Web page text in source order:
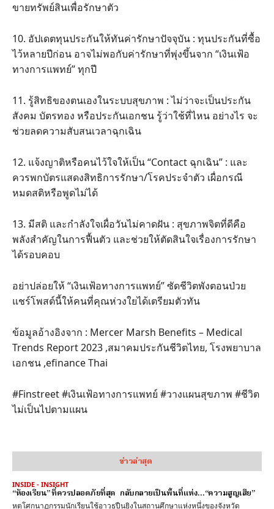
ขายทรัพย์สินเพื่อรักษาตัว
10. อัปเดตทุนประกันให้ทันค่ารักษาปัจจุบัน : ทุนประกันที่ซื้อ
ไว้หลายปีก่อน อาจไม่พอกับค่ารักษาที่พุ่งขึ้นจาก “เงินเฟ้อ
ทางการแพทย์” ทุกปี
11. รู้สิทธิของตนเองในระบบสุขภาพ : ไม่ว่าจะเป็นประกัน
สังคม บัตรทอง หรือประกันเอกชน รู้ว่าใช้ที่ไหน อย่างไร จะ
ช่วยลดความสับสนเวลาฉุกเฉิน
12. แจ้งญาติหรือคนไว้ใจให้เป็น “Contact ฉุกเฉิน” : และ
ควรพกบัตรแสดงสิทธิการรักษา/โรคประจำตัว เผื่อกรณี
หมดสติหรือพูดไม่ได้
13. มีสติ และกำลังใจเผื่อวันไม่คาดฝัน : สุขภาพจิตที่ดีคือ
พลังสำคัญในการฟื้นตัว และช่วยให้ตัดสินใจเรื่องการรักษา
ได้รอบคอบ
อย่าปล่อยให้ “เงินเฟ้อทางการแพทย์” ซัดชีวิตพังตอนป่วย
แชร์โพสต์นี้ให้คนที่คุณห่วงใยได้เตรียมตัวทัน
ข้อมูลอ้างอิงจาก : Mercer Marsh Benefits – Medical
Trends Report 2023 ,สมาคมประกันชีวิตไทย, โรงพยาบาล
เอกชน ,efinance Thai
#Finstreet #เงินเฟ้อทางการแพทย์ #วางแผนสุขภาพ #ชีวิต
ไม่เป็นไปตามแผน
ข่าวล่าสุด
INSIDE - INSIGHT
“ห้องเรียน” ที่ควรปลอดภัยที่สุด กลับกลายเป็นพื้นที่แห่ง…“ความสูญเสีย”
หตุโศกนาฏกรรมนักเรียนใช้อาวุธปืนยิงในสถานศึกษาแห่งหนึ่งของจังหวัด